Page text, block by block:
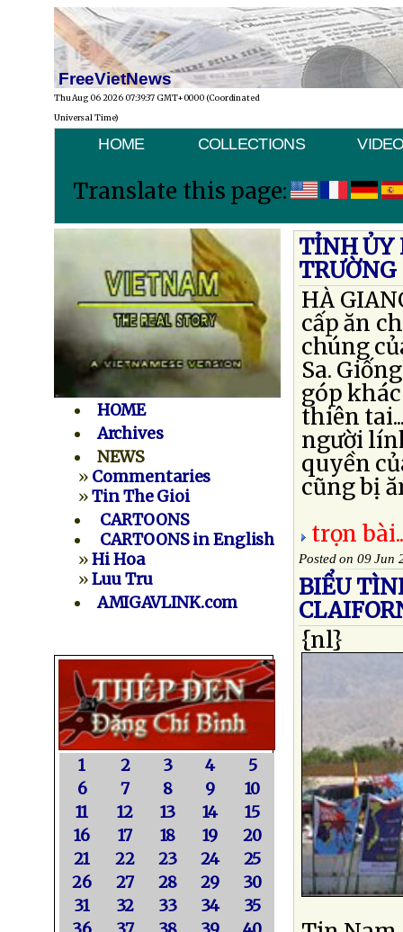
FreeVietNews
Thu Aug 06 2026 07:39:37 GMT+0000 (Coordinated
Universal Time)
HOME COLLECTIONS
Translate this page:
HOME
Archives
NEWS
» Commentaries
»Tin The Gioi
CARTOONS
CARTOONS in English
»Hi Hoa
»Luu Tru
AMIGAVLINK.com
1 2 3 4
5
6
7 8 9
10
11
12 13 14
15
16
17 18 19
20
21
22 23 24
25
26
27 28 29
30
31
32 33 34
35
TỈNH ỦY
TRƯỜNG
HÀ
cấp ăn
chúng
Sa.
góp
thiên
người
quyền
cũng bị
trọn
Posted on 09 Jun
BIỂU
{nl}